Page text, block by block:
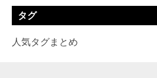
タグ
人気タグまとめ